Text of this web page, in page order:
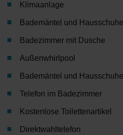
Klimaanlage
Bademäntel und Hausschuhe
Badezimmer mit Dusche
Außenwhirlpool
Bademäntel und Hausschuhe
Telefon im Badezimmer
Kostenlose Toilettenartikel
Direktwahltelefon